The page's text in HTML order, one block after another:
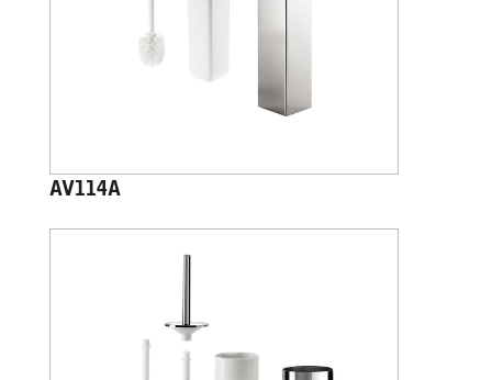
AV114A